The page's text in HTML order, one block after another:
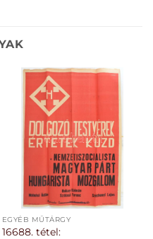
EGYÉB MŰTÁRGY
16688. tétel: